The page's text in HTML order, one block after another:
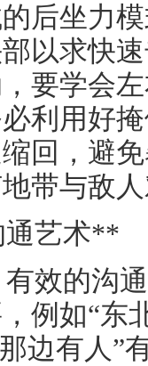
后坐力
以求快
要学会
利用好
回，避
带与敌
艺术**
效的沟
例如“东
边有人”